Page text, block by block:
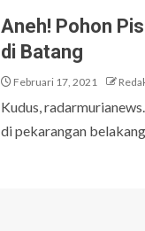
Aneh! Pohon
di Batang
Februari 17, 2021
Kudus,
di pekarangan